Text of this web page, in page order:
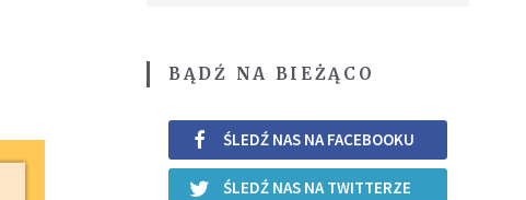
BĄDŹ NA BIEŻĄCO
ŚLEDŹ NAS NA FACEBOOKU
ŚLEDŹ NAS NA TWITTERZE